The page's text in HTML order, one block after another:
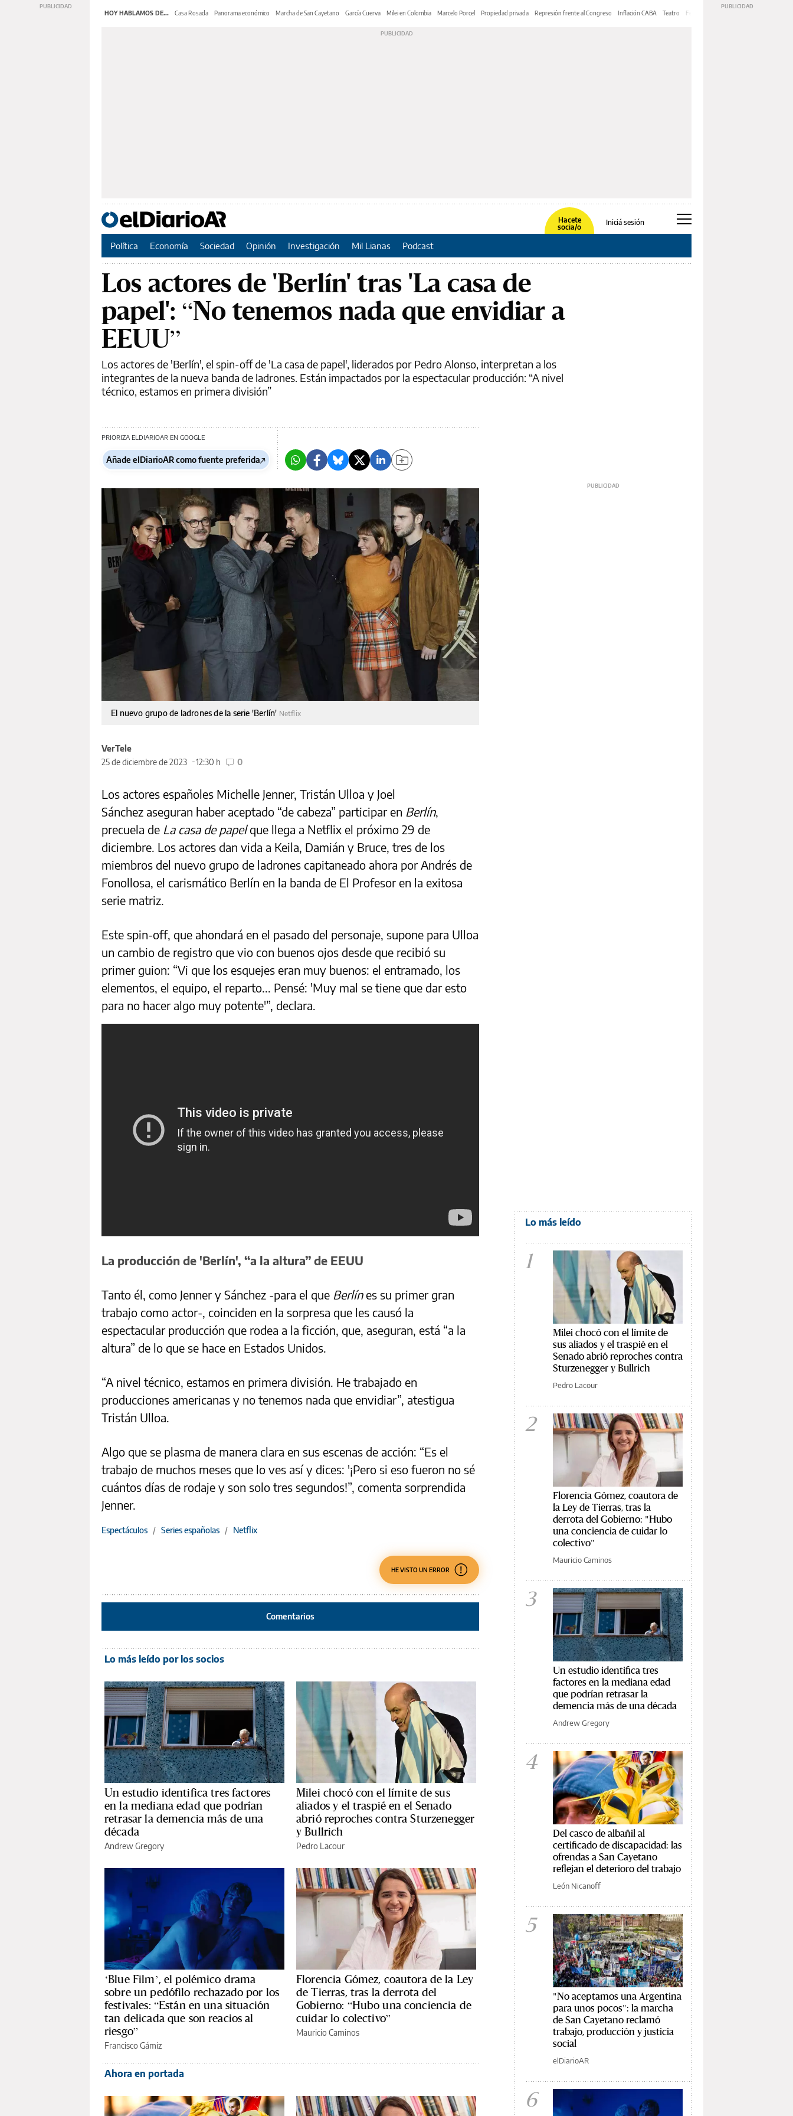
HOY HABLAMOS DE... Casa Rosada Panorama económico Marcha de San Cayetano García Cuerva Milei en Colombia Marcelo Porcel Propiedad privada Represión frente al Congreso Inflación CABA Teatro Feria de Editores
Hacete
socia/o
Iniciá sesión
Política Economía Sociedad Opinión Investigación Mil Lianas Podcast
Los actores de 'Berlín' tras 'La casa de
papel': “No tenemos nada que envidiar a
EEUU”
Los actores de 'Berlín', el spin-off de 'La casa de papel', liderados por Pedro Alonso, interpretan a los
integrantes de la nueva banda de ladrones. Están impactados por la espectacular producción: “A nivel
técnico, estamos en primera división”
PRIORIZA ELDIARIOAR EN GOOGLE
Añade elDiarioAR como fuente preferida
El nuevo grupo de ladrones de la serie 'Berlín' Netflix
VerTele
25 de diciembre de 2023
12:30 h 0
Los actores españoles Michelle Jenner, Tristán Ulloa y Joel
Sánchez aseguran haber aceptado “de cabeza” participar en Berlín,
precuela de La casa de papelque llega a Netflix el próximo 29 de
diciembre. Los actores dan vida a Keila, Damián y Bruce, tres de los
miembros del nuevo grupo de ladrones capitaneado ahora por Andrés de
Fonollosa, el carismático Berlín en la banda de El Profesor en la exitosa
serie matriz.
Este spin-off, que ahondará en el pasado del personaje, supone para Ulloa
un cambio de registro que vio con buenos ojos desde que recibió su
primer guion: “Vi que los esquejes eran muy buenos: el entramado, los
elementos, el equipo, el reparto... Pensé: 'Muy mal se tiene que dar esto
para no hacer algo muy potente'”, declara.
La producción de 'Berlín', “a la altura” de EEUU
Tanto él, como Jenner y Sánchez -para el que Berlín es su primer gran
trabajo como actor-, coinciden en la sorpresa que les causó la
espectacular producción que rodea a la ficción, que, aseguran, está “a la
altura” de lo que se hace en Estados Unidos.
“A nivel técnico, estamos en primera división. He trabajado en
producciones americanas y no tenemos nada que envidiar”, atestigua
Tristán Ulloa.
Algo que se plasma de manera clara en sus escenas de acción: “Es el
trabajo de muchos meses que lo ves así y dices: '¡Pero si eso fueron no sé
cuántos días de rodaje y son solo tres segundos!”, comenta sorprendida
Jenner.
Espectáculos / Series españolas / Netflix
HE VISTO UN ERROR
Comentarios
Lo más leído por los socios
Un estudio identifica tres factores
en la mediana edad que podrían
retrasar la demencia más de una
década
Andrew Gregory
Milei chocó con el límite de sus
aliados y el traspié en el Senado
abrió reproches contra Sturzenegger
y Bullrich
Pedro Lacour
‘Blue Film’, el polémico drama
sobre un pedófilo rechazado por los
festivales: “Están en una situación
tan delicada que son reacios al
riesgo”
Francisco Gámiz
Florencia Gómez, coautora de la Ley
de Tierras, tras la derrota del
Gobierno: “Hubo una conciencia de
cuidar lo colectivo”
Mauricio Caminos
Ahora en portada
Lo más leído
1
Milei chocó con el límite de
sus aliados y el traspié en el
Senado abrió reproches contra
Sturzenegger y Bullrich
Pedro Lacour
2
Florencia Gómez, coautora de
la Ley de Tierras, tras la
derrota del Gobierno: "Hubo
una conciencia de cuidar lo
colectivo"
Mauricio Caminos
3
Un estudio identifica tres
factores en la mediana edad
que podrían retrasar la
demencia más de una década
Andrew Gregory
4
Del casco de albañil al
certificado de discapacidad: las
ofrendas a San Cayetano
reflejan el deterioro del trabajo
León Nicanoff
5
"No aceptamos una Argentina
para unos pocos": la marcha
de San Cayetano reclamó
trabajo, producción y justicia
social
elDiarioAR
6